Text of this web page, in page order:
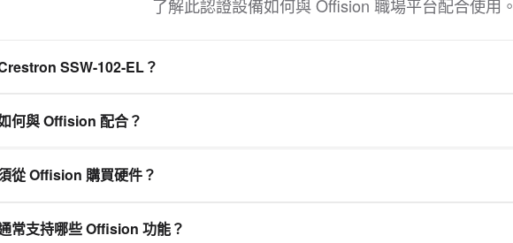
了解此認證設備如何與 Offision 職場平台配合使用。
SSW-102-EL？
何與 Offision 配合？
而非作為獨立的排程應用。
從 Offision 購買硬件？
您的 Offision 租戶。
常支持哪些 Offision 功能？